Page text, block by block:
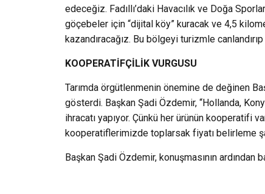
edeceğiz. Fadıllı’daki Havacılık ve Doğa
göçebeler için “dijital köy” kuracak ve 4,5
kazandıracağız. Bu bölgeyi turizmle
KOOPERATİFÇİLİK VURGUSU
Tarımda örgütlenmenin önemine de değinen
gösterdi. Başkan Şadi Özdemir, “Hollanda,
ihracatı yapıyor. Çünkü her ürünün kooperatifi
kooperatiflerimizde toplarsak fiyatı belirleme
Başkan Şadi Özdemir, konuşmasının ardından